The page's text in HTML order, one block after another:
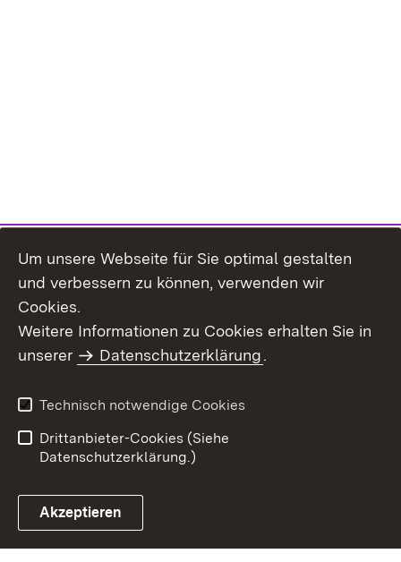
Benutzungshinweise
Erklärung zur
Um unsere Webseite für Sie optimal gestalten
und verbessern zu können, verwenden wir
Cookies.
Weitere Informationen zu Cookies erhalten Sie in
unserer
Datenschutzerklärung.
Technisch notwendige Cookies
Drittanbieter-Cookies (Siehe
Datenschutzerklärung.)
Akzeptieren